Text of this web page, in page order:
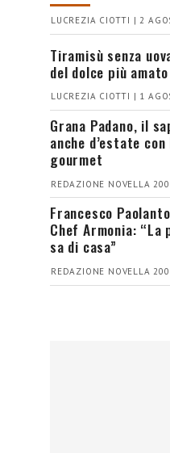
LUCREZIA CIOTTI | 2
Tiramisù senza
del dolce più
LUCREZIA CIOTTI | 1
Grana Padano, il
anche d’estate
gourmet
REDAZIONE NOVELLA
Francesco
Chef Armonia:
sa di casa”
REDAZIONE NOVELLA